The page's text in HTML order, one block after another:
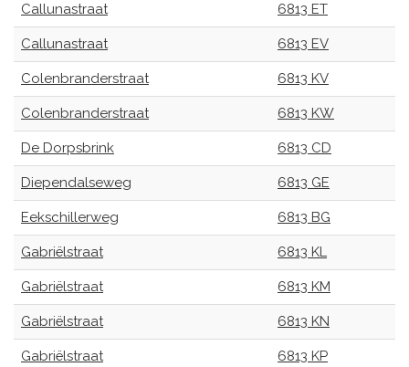
Callunastraat 6813 ET
Callunastraat 6813 EV
Colenbranderstraat 6813 KV
Colenbranderstraat 6813 KW
De Dorpsbrink 6813 CD
Diependalseweg 6813 GE
Eekschillerweg 6813 BG
Gabriëlstraat 6813 KL
Gabriëlstraat 6813 KM
Gabriëlstraat 6813 KN
Gabriëlstraat 6813 KP